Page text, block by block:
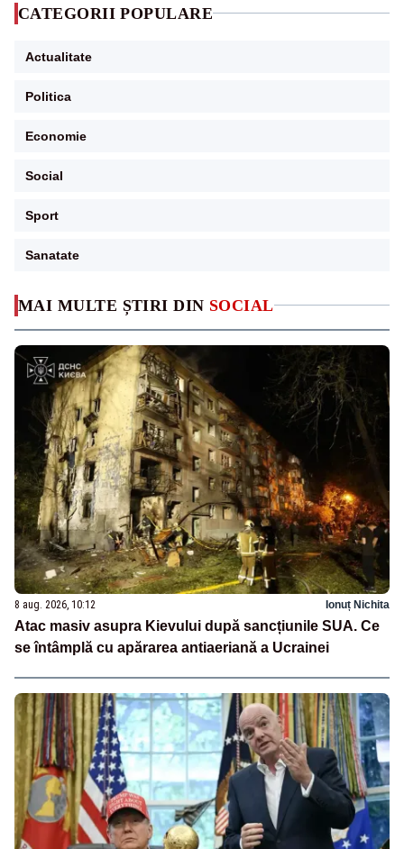
MAI MULTE ȘTIRI DIN SOCIAL
8 aug. 2026, 10:12 Ionuț Nichita
Atac masiv asupra Kievului după sancțiunile SUA. Ce
se întâmplă cu apărarea antiaeriană a Ucrainei
CATEGORII POPULARE
Actualitate
Politica
Economie
Social
Sport
Sanatate